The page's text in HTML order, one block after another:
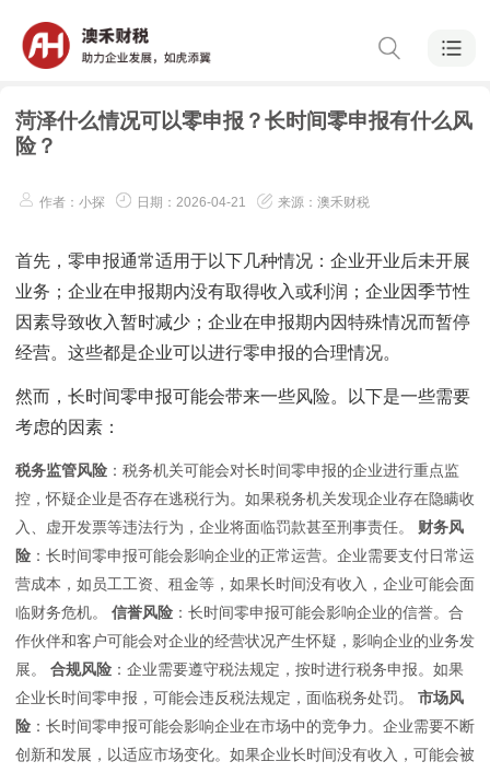
菏泽什么情况可以零申报？长时间零申报有什么风
险？
作者：小探 日期：2026-04-21 来源：澳禾财税
首先，零申报通常适用于以下几种情况：企业开业后未开展
业务；企业在申报期内没有取得收入或利润；企业因季节性
因素导致收入暂时减少；企业在申报期内因特殊情况而暂停
经营。这些都是企业可以进行零申报的合理情况。
然而，长时间零申报可能会带来一些风险。以下是一些需要
考虑的因素：
税务监管风险 ：税务机关可能会对长时间零申报的企业进行重点监
控，怀疑企业是否存在逃税行为。如果税务机关发现企业存在隐瞒收
入、虚开发票等违法行为，企业将面临罚款甚至刑事责任。 财务风
险 ：长时间零申报可能会影响企业的正常运营。企业需要支付日常运
营成本，如员工工资、租金等，如果长时间没有收入，企业可能会面
临财务危机。 信誉风险 ：长时间零申报可能会影响企业的信誉。合
作伙伴和客户可能会对企业的经营状况产生怀疑，影响企业的业务发
展。 合规风险 ：企业需要遵守税法规定，按时进行税务申报。如果
企业长时间零申报，可能会违反税法规定，面临税务处罚。 市场风
险 ：长时间零申报可能会影响企业在市场中的竞争力。企业需要不断
创新和发展，以适应市场变化。如果企业长时间没有收入，可能会被